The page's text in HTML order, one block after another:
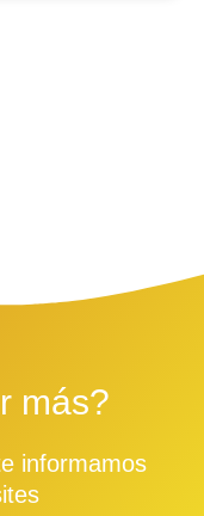
más?
informamos